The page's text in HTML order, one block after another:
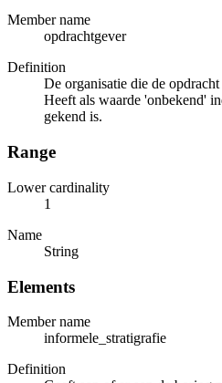
Member name
opdrachtgever
Definition
De organisatie die de
Heeft als waarde 'onbekend'
gekend is.
Range
Lower cardinality
1
Name
String
Elements
Member name
informele_stratigrafie
Definition